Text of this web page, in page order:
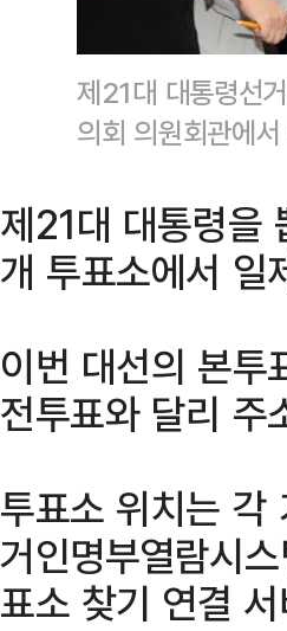
제21대 대통령선
의회 의원회관에
제21대 대통령
개 투표소에서 일
이번 대선의 본
전투표와 달리 주
투표소 위치는 각
거인명부열람시
표소 찾기 연결